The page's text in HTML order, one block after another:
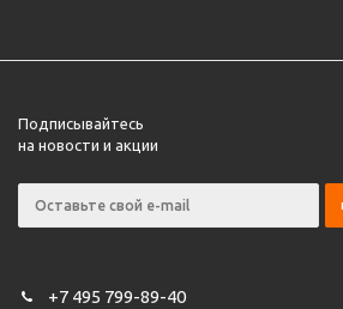
Подписывайтесь
на новости и акции
+7 495 799-89-40